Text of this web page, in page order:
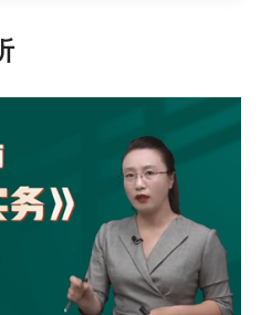
、非法出售、提供试
试成绩和合格标准
理
8月中旬发布，考生可
查询。